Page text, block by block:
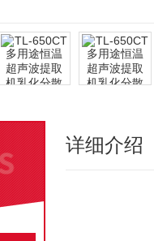
详细介绍